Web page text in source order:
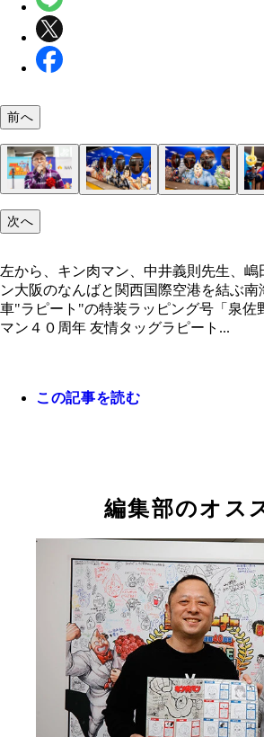
前へ
次へ
左から、キン肉マン、中井義則先生、嶋
ン大阪のなんばと関西国際空港を結ぶ南
車"ラピート"の特装ラッピング号「泉佐
マン４０周年 友情タッグラピート...
この記事を読む
編集部のオス